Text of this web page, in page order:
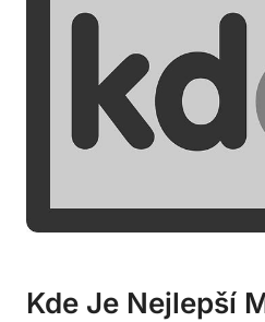
Kde Je Nejlepší